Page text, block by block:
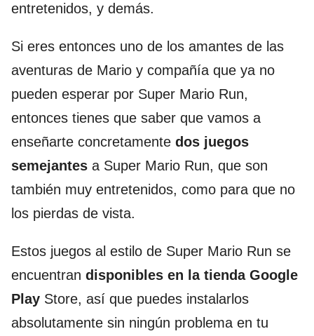
entretenidos, y demás.
Si eres entonces uno de los amantes de las
aventuras de Mario y compañía que ya no
pueden esperar por Super Mario Run,
entonces tienes que saber que vamos a
enseñarte concretamente dos juegos
semejantes a Super Mario Run, que son
también muy entretenidos, como para que no
los pierdas de vista.
Estos juegos al estilo de Super Mario Run se
encuentran disponibles en la tienda Google
Play Store, así que puedes instalarlos
absolutamente sin ningún problema en tu